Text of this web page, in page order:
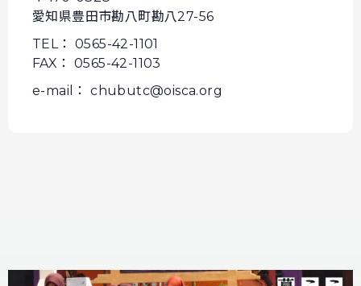
愛知県豊田市勘八町勘八27-56
TEL： 0565-42-1101
FAX： 0565-42-1103
e-mail： chubutc@oisca.org